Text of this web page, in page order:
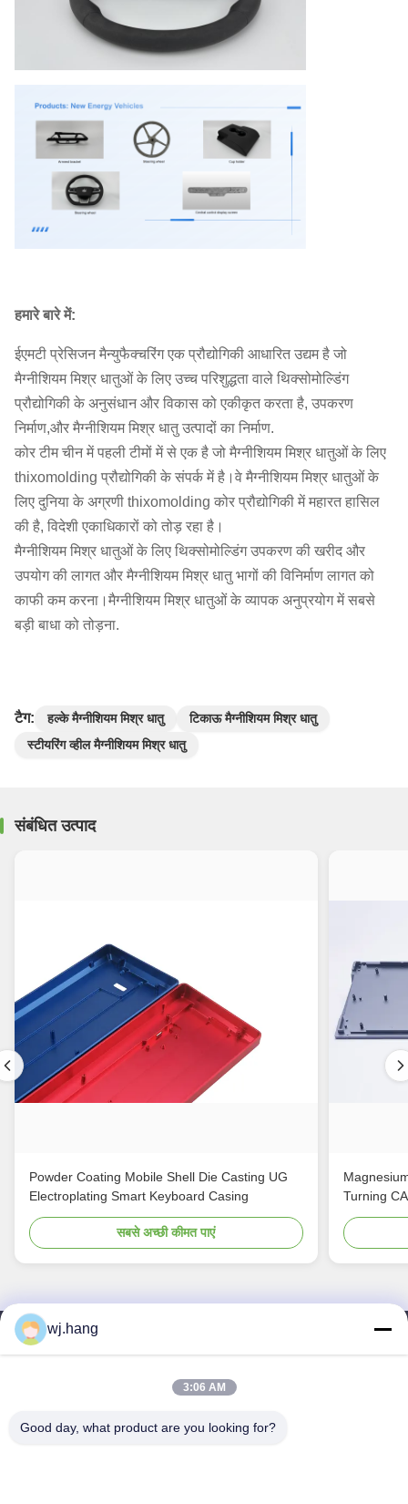
हमारे बारे में:
ईएमटी प्रेसिजन मैन्युफैक्चरिंग एक प्रौद्योगिकी आधारित उद्यम है जो
मैग्नीशियम मिश्र धातुओं के लिए उच्च परिशुद्धता वाले थिक्सोमोल्डिंग
प्रौद्योगिकी के अनुसंधान और विकास को एकीकृत करता है, उपकरण
निर्माण,और मैग्नीशियम मिश्र धातु उत्पादों का निर्माण.
कोर टीम चीन में पहली टीमों में से एक है जो मैग्नीशियम मिश्र धातुओं के लिए
thixomolding प्रौद्योगिकी के संपर्क में है।वे मैग्नीशियम मिश्र धातुओं के
लिए दुनिया के अग्रणी thixomolding कोर प्रौद्योगिकी में महारत हासिल
की है, विदेशी एकाधिकारों को तोड़ रहा है।
मैग्नीशियम मिश्र धातुओं के लिए थिक्सोमोल्डिंग उपकरण की खरीद और
उपयोग की लागत और मैग्नीशियम मिश्र धातु भागों की विनिर्माण लागत को
काफी कम करना।मैग्नीशियम मिश्र धातुओं के व्यापक अनुप्रयोग में सबसे
बड़ी बाधा को तोड़ना.
टैग: हल्के मैग्नीशियम मिश्र धातु
टिकाऊ मैग्नीशियम मिश्र धातु
स्टीयरिंग व्हील मैग्नीशियम मिश्र धातु
संबंधित उत्पाद
Powder Coating Mobile Shell Die Casting UG
Electroplating Smart Keyboard Casing
सबसे अच्छी कीमत पाएं
Turning
हमसे संपर्क करें
Jiangsu EMT Precision Manufacturing Co.,
ईमेल: wj.hang@emt-tech-mg.com
wj.hang
3:06 AM
Good day, what product are you looking for?